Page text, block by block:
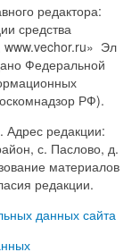
редактора:
средства
Эл
Федеральной
РФ).
Адрес редакции:
с. Паслово, д.
материалов
редакции.
данных сайта